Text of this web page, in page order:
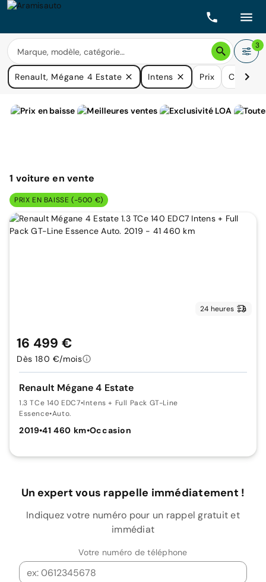
3
Renault, Mégane 4 Estate Intens Prix
1 voitureen vente
PRIX EN BAISSE (-500 €)
24 heures
Renault Mégane 4 Estate
1.3 TCe 140 EDC7•Intens + Full Pack GT-Line
Essence•Auto.
2019•41 460 km•Occasion
16 499 €
Dès 180 €/mois
Un expert vous rappelle immédiatement !
Indiquez votre numéro pour un rappel gratuit et
immédiat
Votre numéro de téléphone